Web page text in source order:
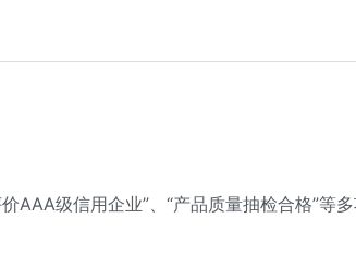
级信用企业”、“产品质量抽检合格”等